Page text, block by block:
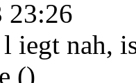
23:26
iegt nah,
()